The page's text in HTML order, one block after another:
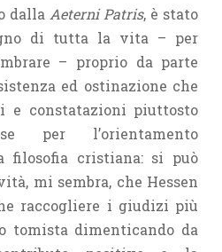
dalla Aeterni Patris, è stato
di tutta la vita – per
– proprio da parte
ed ostinazione che
e constatazioni piuttosto
per l’orientamento
filosofia cristiana: si può
mi sembra, che Hessen
raccogliere i giudizi più
tomista dimenticando da